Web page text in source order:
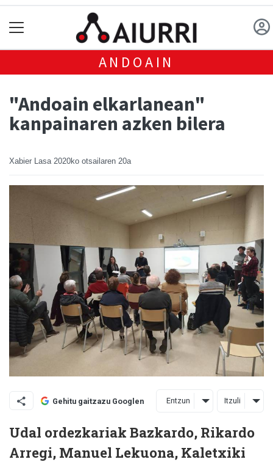
ANDOAIN
"Andoain elkarlanean"
kanpainaren azken bilera
Xabier Lasa 2020ko otsailaren 20a
Gehitu gaitzazu Googlen Entzun Itzuli
Udal ordezkariak Bazkardo, Rikardo
Arregi, Manuel Lekuona, Kaletxiki